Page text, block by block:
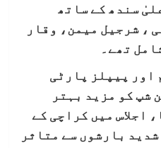
سندھ کے ساتھ
، شرجیل میمن، وقار
تھے۔
اور پیپلز پارٹی
شپ کو مزید بہتر
اجلاس میں کراچی کے
بارشوں سے متاثر